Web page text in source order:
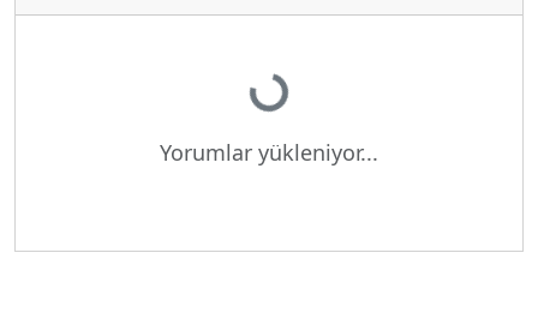
Yükleniyor...
Yorumlar yükleniyor...